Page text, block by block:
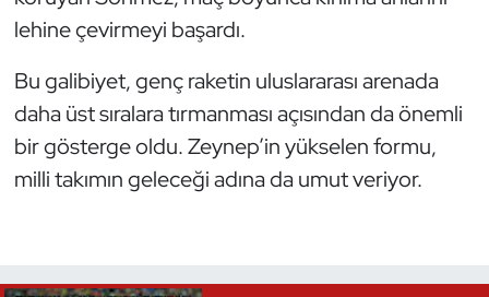
lehine çevirmeyi başardı.
Bu galibiyet, genç raketin uluslararası arenada
daha üst sıralara tırmanması açısından da önemli
bir gösterge oldu. Zeynep’in yükselen formu,
milli takımın geleceği adına da umut veriyor.
Oryantiring
Özel Sporcular
Paralimpik